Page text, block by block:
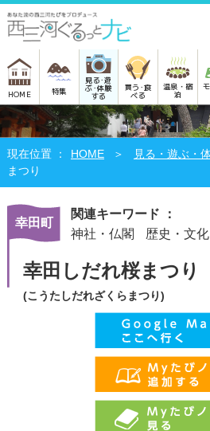
HOME 特集
見る･遊
ぶ･体験
する
買う･食
べる
温泉・宿
泊
HOME 見る・遊ぶ・
まつり
幸田町
関連キーワード ：
神社・仏閣
歴史・文化
幸田しだれ桜まつり
(こうたしだれざくらまつり)